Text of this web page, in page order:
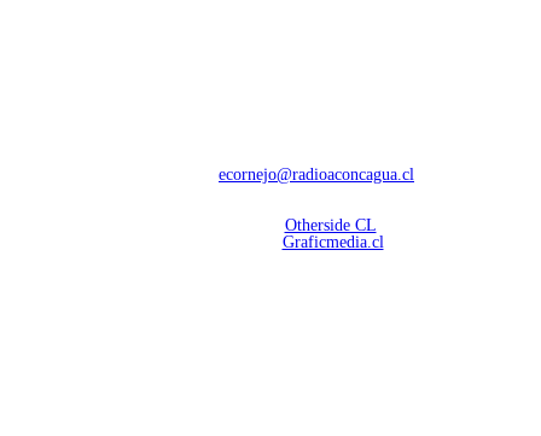
ecornejo@radioaconcagua.cl
Otherside CL
Graficmedia.cl